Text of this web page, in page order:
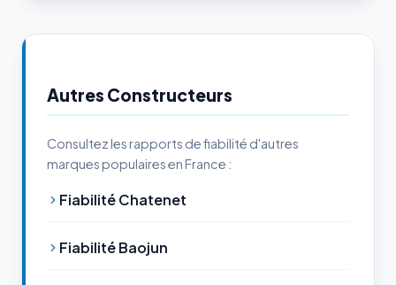
Autres Constructeurs
Consultez les rapports de fiabilité d'autres
marques populaires en France :
Fiabilité Chatenet
Fiabilité Baojun